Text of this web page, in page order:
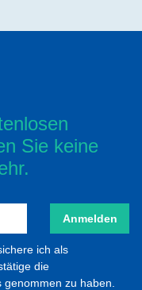
Sie keine
Anmelden
ich als
die
zu haben.